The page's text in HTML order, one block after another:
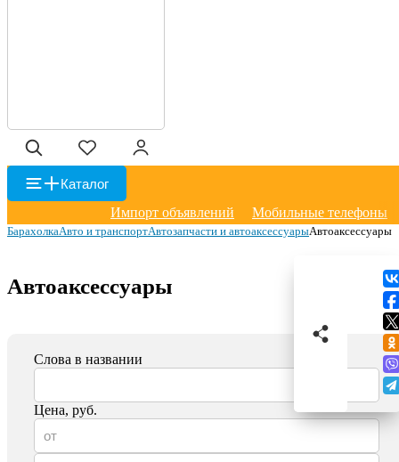
Каталог
Импорт объявлений
Мобильные телефоны
БарахолкаАвто и транспортАвтозапчасти и автоаксессуарыАвтоаксессуары
Автоаксессуары
Слова в названии
Цена, руб.